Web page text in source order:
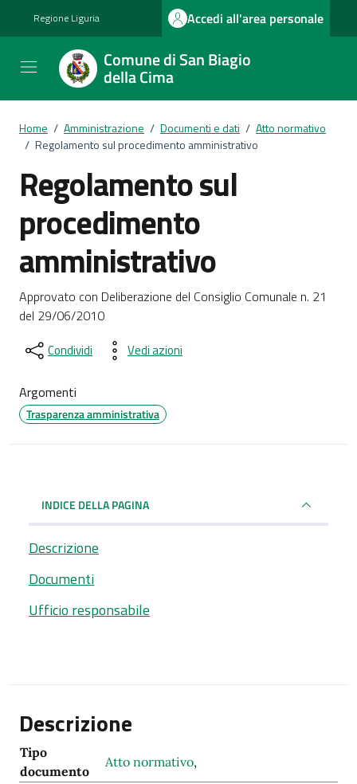
Regione Liguria Accedi all'area personale
Comune di San Biagio
della Cima
Home / Amministrazione / Documenti e dati / Atto normativo
/ Regolamento sul procedimento amministrativo
Regolamento sul
procedimento
amministrativo
Dettagli del documento
Approvato con Deliberazione del Consiglio Comunale n. 21
del 29/06/2010
Condividi Vedi azioni
Argomenti
Trasparenza amministrativa
INDICE DELLA PAGINA
Descrizione
Documenti
Ufficio responsabile
Descrizione
Tipo
documento
Atto normativo,